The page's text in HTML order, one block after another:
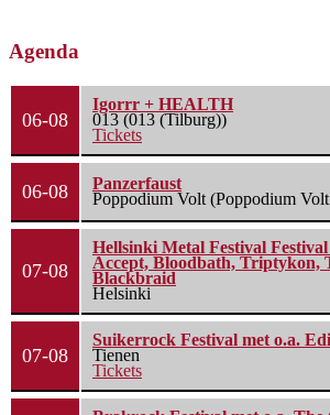
Agenda
06-08
Igorrr + HEALTH
013 (013 (Tilburg))
Tickets
06-08
Panzerfaust
Poppodium Volt (Poppodium
07-08
Hellsinki Metal Festival
Accept, Bloodbath, Triptykon,
Blackbraid
Helsinki
07-08
Suikerrock Festival met o.a.
Tienen
Tickets